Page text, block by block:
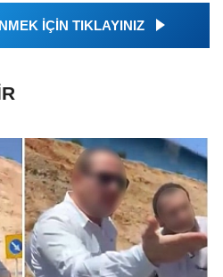
İÇİN TIKLAYINIZ